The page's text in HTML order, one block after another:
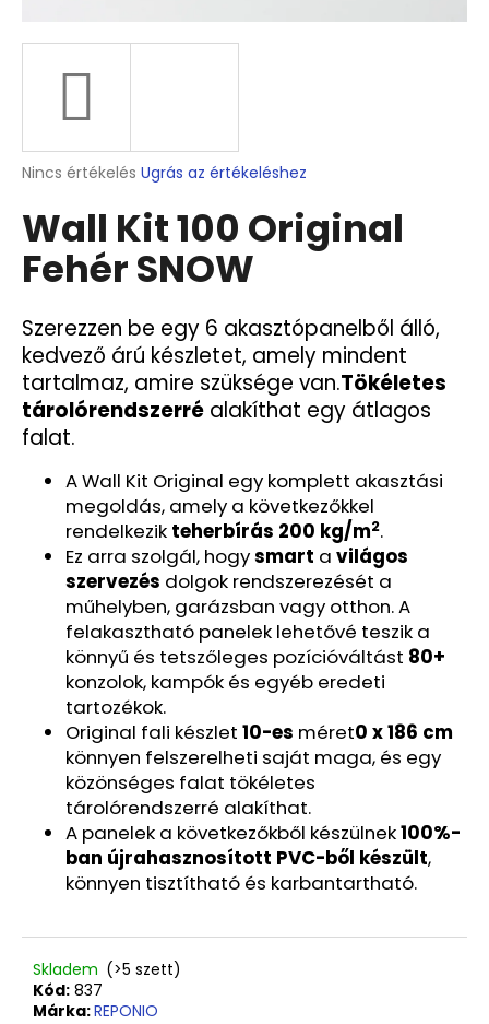
A
átlagos
értékelése
5-
ből
csillag.
Nincs értékelés Ugrás az értékeléshez
Wall Kit 100 Original
Fehér SNOW
Szerezzen be egy 6 akasztópanelből álló,
kedvező árú készletet, amely mindent
tartalmaz, amire szüksége van.Tökéletes
tárolórendszerré alakíthat egy átlagos
falat.
A Wall Kit Original egy komplett akasztási
megoldás, amely a következőkkel
rendelkezik teherbírás 200 kg/m2.
Ez arra szolgál, hogysmart a világos
szervezés dolgok rendszerezését a
műhelyben, garázsban vagy otthon. A
felakasztható panelek lehetővé teszik a
könnyű és tetszőleges pozícióváltást 80+
konzolok, kampók és egyéb eredeti
tartozékok.
Original fali készlet 10-es méret0 x 186 cm
könnyen felszerelheti saját maga, és egy
közönséges falat tökéletes
tárolórendszerré alakíthat.
A panelek a következőkből készülnek100%-
ban újrahasznosított PVC-ből készült,
könnyen tisztítható és karbantartható.
Skladem (>5 szett)
Kód: 837
Márka:REPONIO
l
j
u
k
X
TIGILA
FÜGGESZTŐSÍN
EGY
DARABBAN
A
HAREO
PANELHEZ